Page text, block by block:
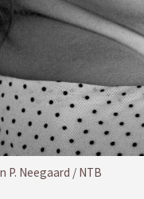
P. Neegaard / NTB